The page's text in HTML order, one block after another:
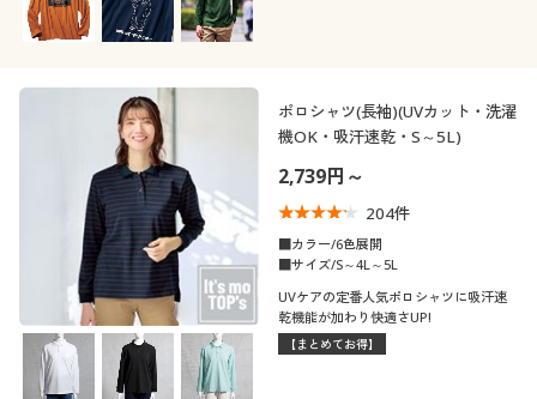
ポロシャツ(長袖)(UVカット・洗濯
機OK・吸汗速乾・S～5L)
2,739円～
204件
■カラー/6色展開
■サイズ/S～4L～5L
UVケアの定番人気ポロシャツに吸汗速
乾機能が加わり快適さUP!
【まとめてお得】